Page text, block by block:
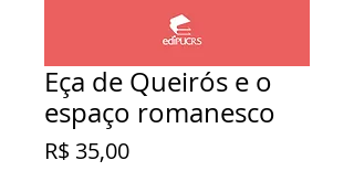
Eça de Queirós e o
espaço romanesco
R$ 35,00Preço